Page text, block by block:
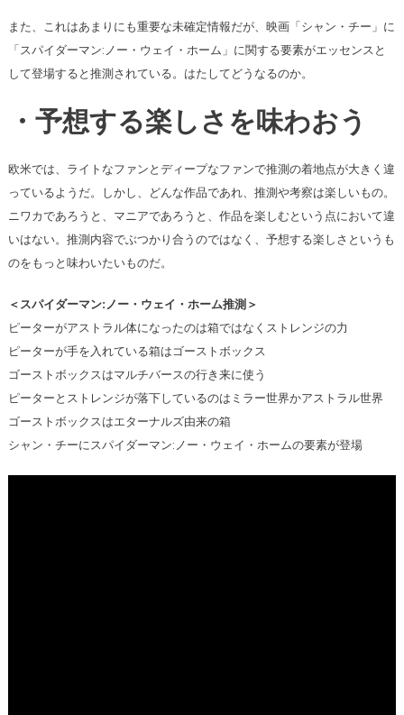
また、これはあまりにも重要な未確定情報だが、映画「シャン・チー」に
「スパイダーマン:ノー・ウェイ・ホーム」に関する要素がエッセンスと
して登場すると推測されている。はたしてどうなるのか。
・予想する楽しさを味わおう
欧米では、ライトなファンとディープなファンで推測の着地点が大きく違
っているようだ。しかし、どんな作品であれ、推測や考察は楽しいもの。
ニワカであろうと、マニアであろうと、作品を楽しむという点において違
いはない。推測内容でぶつかり合うのではなく、予想する楽しさというも
のをもっと味わいたいものだ。
＜スパイダーマン:ノー・ウェイ・ホーム推測＞
ピーターがアストラル体になったのは箱ではなくストレンジの力
ピーターが手を入れている箱はゴーストボックス
ゴーストボックスはマルチバースの行き来に使う
ピーターとストレンジが落下しているのはミラー世界かアストラル世界
ゴーストボックスはエターナルズ由来の箱
シャン・チーにスパイダーマン:ノー・ウェイ・ホームの要素が登場